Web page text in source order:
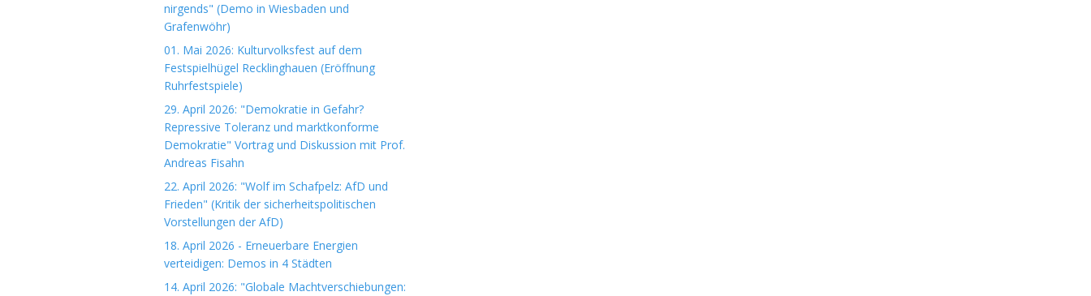
nirgends" (Demo in Wiesbaden und
Grafenwöhr)
01. Mai 2026: Kulturvolksfest auf dem
Festspielhügel Recklinghauen (Eröffnung
Ruhrfestspiele)
29. April 2026: "Demokratie in Gefahr?
Repressive Toleranz und marktkonforme
Demokratie" Vortrag und Diskussion mit Prof.
Andreas Fisahn
22. April 2026: "Wolf im Schafpelz: AfD und
Frieden" (Kritik der sicherheitspolitischen
Vorstellungen der AfD)
18. April 2026 - Erneuerbare Energien
verteidigen: Demos in 4 Städten
14. April 2026: "Globale Machtverschiebungen: